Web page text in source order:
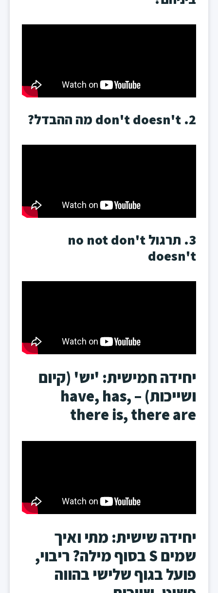
2. don't doesn't מה ההבדל?
3. תרגול no not don't
doesn't
יחידה חמישית: 'יש' (קיום
ושייכות) – have, has,
there is, there are
יחידה שישית: מתי ואיך
שמים S בסוף מילה? ריבוי,
פועל בגוף שלישי בהווה